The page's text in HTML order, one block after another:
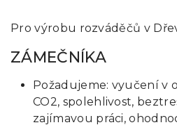
Pro výrobu rozváděčů v
ZÁMEČNÍKA
Požadujeme: vyučení v
CO2, spolehlivost,
zajímavou práci,